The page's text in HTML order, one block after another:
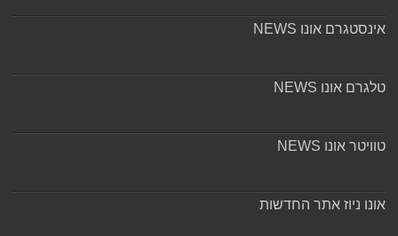
אינסטגרם אונו NEWS
טלגרם אונו NEWS
טוויטר אונו NEWS
אונו ניוז אתר החדשות